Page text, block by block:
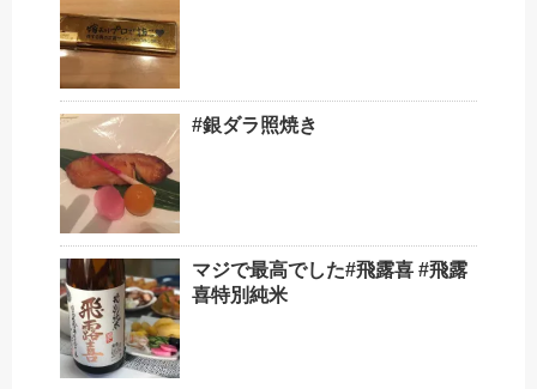
#銀ダラ照焼き
マジで最高でした#飛露喜 #飛露
喜特別純米